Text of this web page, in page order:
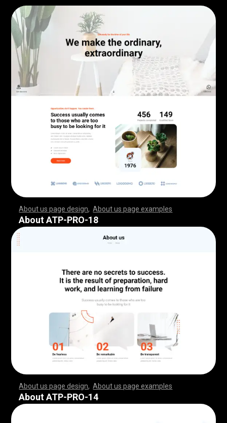
About us page design ,About us page examples
,,,,,,,,,,,,,,,,,,,,,,,, ,,,,,,,,,,,,,,,,,,,,,,,,,,,
,,,,,,,,,,,,,,,,,,,,,,,, ,,,,,,,,,,,,,,,,,,,,,,,,,,,
,,,,,,,,,,,,,,,,,,,,,,,, ,,,,,,,,,,,,,,,,,,,,,,,,,,,
,,,,,,,,,,,,,,,,,,,,,,,, ,,,,,,,,,,,,,,,,,,,,,,,,,,,
,,,,,,,,,,,,,,,,,,,,,,,, ,,,,,,,,,,,,,,,,,,,,,,,,,,,
,,,,,,,,,,,,,,,,,,,,,,,, ,,,,,,,,,,,,,,,,,,,,,,,,,,,
,,,,,,,,,,,,,,,,,,,,,,,, ,,,,,,,,,,,,,,,,,,,,,,,,,,,
,,,,,,,,,,,,,,,,,,,,,,,, ,,,,,,,,,,,,
About ATP-PRO-18
About us page design ,About us page examples
,,,,,,,,,,,,,,,,,,,,,,,, ,,,,,,,,,,,,,,,,,,,,,,,,,,,
,,,,,,,,,,,,,,,,,,,,,,,, ,,,,,,,,,,,,,,,,,,,,,,,,,,,
,,,,,,,,,,,,,,,,,,,,,,,, ,,,,,,,,,,,,,,,,,,,,,,,,,,,
,,,,,,,,,,,,,,,,,,,,,,,, ,,,,,,,,,,,,,,,,,,,,,,,,,,,
,,,,,,,,,,,,,,,,,,,,,,,, ,,,,,,,,,,,,,,,,,,,,,,,,,,,
,,,,,,,,,,,,,,,,,,,,,,,, ,,,,,,,,,,,,,,,,,,,,,,,,,,,
,,,,,,,,,,,,,,,,,,,,,,,, ,,,,,,,,,,,,,,,,,,,,,,,,,,,
,,,,,,,,,,,,,,,,,,,,,,,, ,,,,,,,,,,,,
About ATP-PRO-14